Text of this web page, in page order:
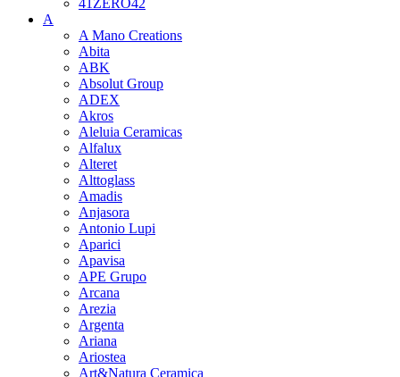
41ZERO42
A
A Mano Creations
Abita
ABK
Absolut Group
ADEX
Akros
Aleluia Ceramicas
Alfalux
Alteret
Alttoglass
Amadis
Anjasora
Antonio Lupi
Aparici
Apavisa
APE Grupo
Arcana
Arezia
Argenta
Ariana
Ariostea
Art&Natura Ceramica